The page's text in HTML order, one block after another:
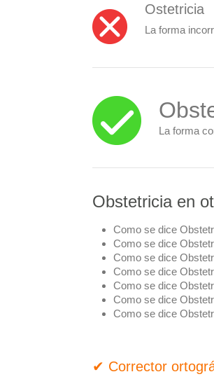
Ostetricia
La forma
La forma
Obstetricia en
Como se dice
Como se dice
Como se dice
Como se dice
Como se dice
Como se dice
Como se dice
✔ Corrector